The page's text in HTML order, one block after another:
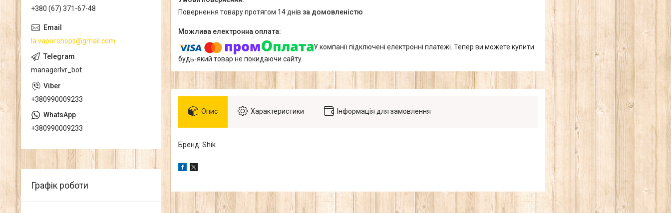
повернення товару протягом 14 днів за домовленістю
У компанії підключені електронні платежі. Тепер ви можете купити
будь-який товар не покидаючи сайту.
Опис Характеристики Інформація для замовлення
Бренд: Shik
+380 (67) 371-67-48
la.vapor.shops@gmail.com
managerlvr_bot
+380990009233
+380990009233
Графік роботи